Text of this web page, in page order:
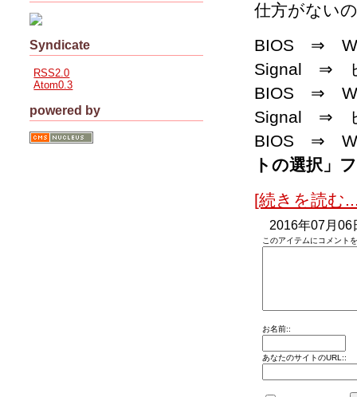
仕方がない
BIOS ⇒
Signal ⇒
BIOS ⇒
Signal ⇒
BIOS ⇒
トの選択」
[続きを読む
2016年07月
このアイテムにコメント
お名前::
あなたのサイトのURL::
Syndicate
RSS2.0
Atom0.3
powered by